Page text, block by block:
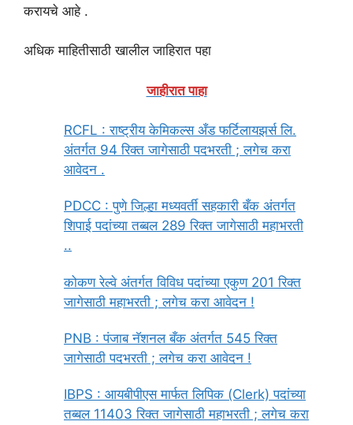
करायचे आहे .
अधिक माहितीसाठी खालील जाहिरात पहा
जाहीरात पाहा
RCFL : राष्ट्रीय केमिकल्स अँड फर्टिलायझर्स लि.
अंतर्गत 94 रिक्त जागेसाठी पदभरती ; लगेच करा
आवेदन .
PDCC : पुणे जिल्हा मध्यवर्ती सहकारी बँक अंतर्गत
शिपाई पदांच्या तब्बल 289 रिक्त जागेसाठी महाभरती
..
कोकण रेल्वे अंतर्गत विविध पदांच्या एकुण 201 रिक्त
जागेसाठी महाभरती ; लगेच करा आवेदन !
PNB : पंजाब नॅशनल बँक अंतर्गत 545 रिक्त
जागेसाठी पदभरती ; लगेच करा आवेदन !
IBPS : आयबीपीएस मार्फत लिपिक (Clerk) पदांच्या
तब्बल 11403 रिक्त जागेसाठी महाभरती ; लगेच करा